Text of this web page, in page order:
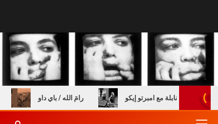
رامَ الله / باي داو – مقابلة مع امبرتو إيكو